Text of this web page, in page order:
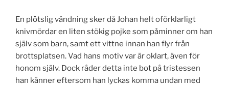
En plötslig vändning sker då Johan helt oförklarligt
knivmördar en liten stökig pojke som påminner om han
själv som barn, samt ett vittne innan han flyr från
brottsplatsen. Vad hans motiv var är oklart, även för
honom själv. Dock råder detta inte bot på tristessen
han känner eftersom han lyckas komma undan med